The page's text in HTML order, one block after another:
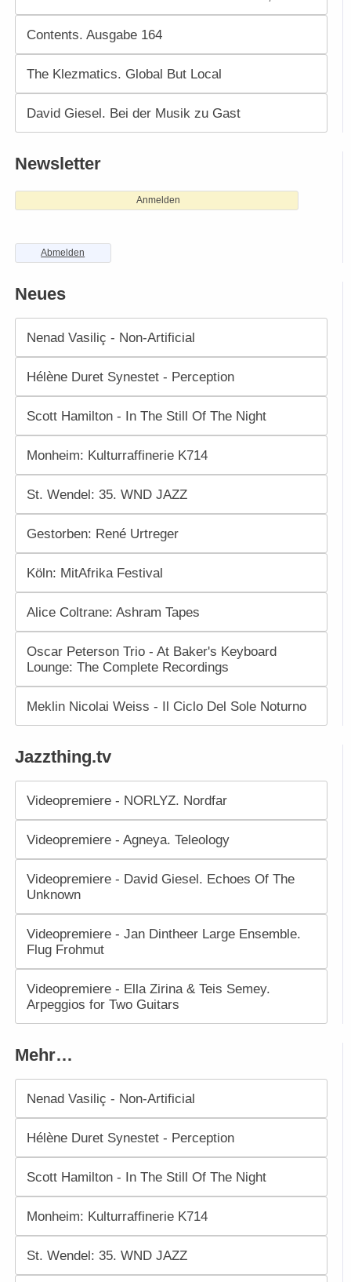
Contents. Ausgabe 164
The Klezmatics. Global But Local
David Giesel. Bei der Musik zu Gast
Newsletter
Anmelden
Abmelden
Neues
Nenad Vasiliç - Non-Artificial
Hélène Duret Synestet - Perception
Scott Hamilton - In The Still Of The Night
Monheim: Kulturraffinerie K714
St. Wendel: 35. WND JAZZ
Gestorben: René Urtreger
Köln: MitAfrika Festival
Alice Coltrane: Ashram Tapes
Oscar Peterson Trio - At Baker's Keyboard
Lounge: The Complete Recordings
Meklin Nicolai Weiss - Il Ciclo Del Sole Noturno
Jazzthing.tv
Videopremiere - NORLYZ. Nordfar
Videopremiere - Agneya. Teleology
Videopremiere - David Giesel. Echoes Of The
Unknown
Videopremiere - Jan Dintheer Large Ensemble.
Flug Frohmut
Videopremiere - Ella Zirina & Teis Semey.
Arpeggios for Two Guitars
Mehr…
Nenad Vasiliç - Non-Artificial
Hélène Duret Synestet - Perception
Scott Hamilton - In The Still Of The Night
Monheim: Kulturraffinerie K714
St. Wendel: 35. WND JAZZ